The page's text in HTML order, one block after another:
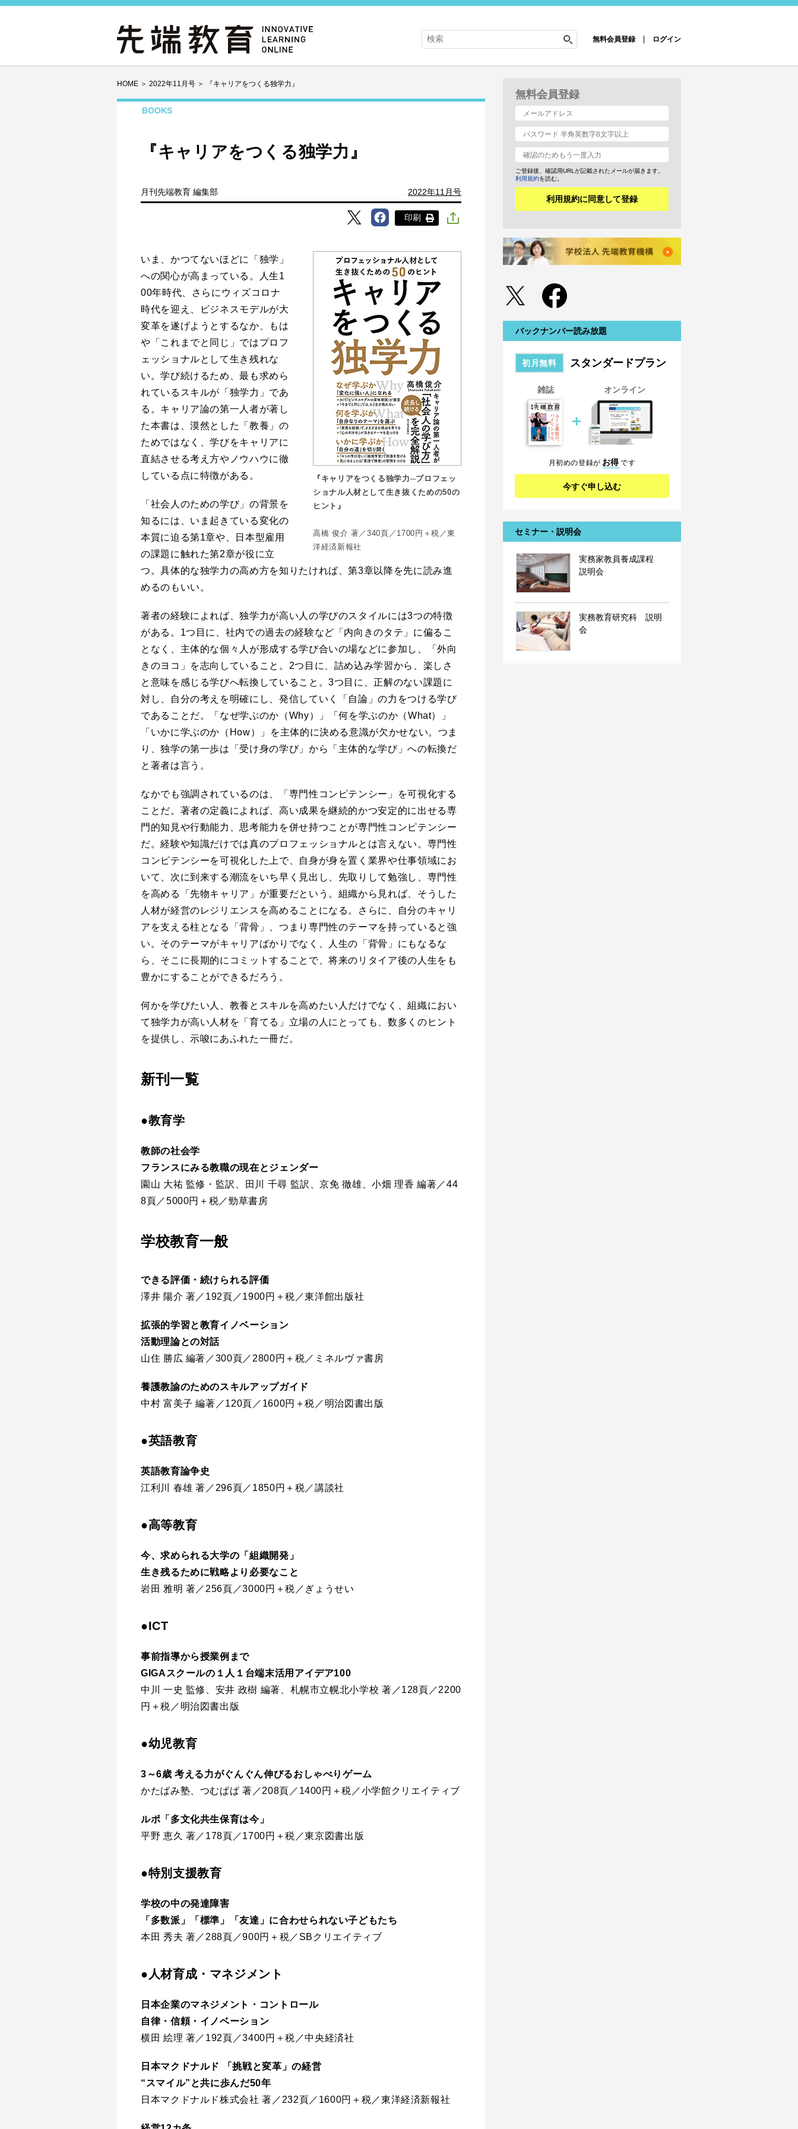
無料会員登録 ログイン
HOME ＞ 2022年11月号 ＞ 『キャリアをつくる独学力』
BOOKS
『キャリアをつくる独学力』
月刊先端教育 編集部 2022年11月号
印刷
『キャリアをつくる独学力─プロフェッ
ショナル人材として生き抜くための50の
ヒント』
高橋 俊介 著／340頁／1700円＋税／東
洋経済新報社
いま、かつてないほどに「独学」
への関心が高まっている。人生1
00年時代、さらにウィズコロナ
時代を迎え、ビジネスモデルが大
変革を遂げようとするなか、もは
や「これまでと同じ」ではプロフ
ェッショナルとして生き残れな
い。学び続けるため、最も求めら
れているスキルが「独学力」であ
る。キャリア論の第一人者が著し
た本書は、漠然とした「教養」の
ためではなく、学びをキャリアに
直結させる考え方やノウハウに徹
している点に特徴がある。
「社会人のための学び」の背景を
知るには、いま起きている変化の
本質に迫る第1章や、日本型雇用
の課題に触れた第2章が役に立
つ。具体的な独学力の高め方を知りたければ、第3章以降を先に読み進
めるのもいい。
著者の経験によれば、独学力が高い人の学びのスタイルには3つの特徴
がある。1つ目に、社内での過去の経験など「内向きのタテ」に偏るこ
となく、主体的な個々人が形成する学び合いの場などに参加し、「外向
きのヨコ」を志向していること。2つ目に、詰め込み学習から、楽しさ
と意味を感じる学びへ転換していること。3つ目に、正解のない課題に
対し、自分の考えを明確にし、発信していく「自論」の力をつける学び
であることだ。「なぜ学ぶのか（Why）」「何を学ぶのか（What）」
「いかに学ぶのか（How）」を主体的に決める意識が欠かせない。つま
り、独学の第一歩は「受け身の学び」から「主体的な学び」への転換だ
と著者は言う。
なかでも強調されているのは、「専門性コンピテンシー」を可視化する
ことだ。著者の定義によれば、高い成果を継続的かつ安定的に出せる専
門的知見や行動能力、思考能力を併せ持つことが専門性コンピテンシー
だ。経験や知識だけでは真のプロフェッショナルとは言えない。専門性
コンピテンシーを可視化した上で、自身が身を置く業界や仕事領域にお
いて、次に到来する潮流をいち早く見出し、先取りして勉強し、専門性
を高める「先物キャリア」が重要だという。組織から見れば、そうした
人材が経営のレジリエンスを高めることになる。さらに、自分のキャリ
アを支える柱となる「背骨」、つまり専門性のテーマを持っていると強
い。そのテーマがキャリアばかりでなく、人生の「背骨」にもなるな
ら、そこに長期的にコミットすることで、将来のリタイア後の人生をも
豊かにすることができるだろう。
何かを学びたい人、教養とスキルを高めたい人だけでなく、組織におい
て独学力が高い人材を「育てる」立場の人にとっても、数多くのヒント
を提供し、示唆にあふれた一冊だ。
新刊一覧
●教育学
教師の社会学
フランスにみる教職の現在とジェンダー
園山 大祐 監修・監訳、田川 千尋 監訳、京免 徹雄、小畑 理香 編著／44
8頁／5000円＋税／勁草書房
学校教育一般
できる評価・続けられる評価
澤井 陽介 著／192頁／1900円＋税／東洋館出版社
拡張的学習と教育イノベーション
活動理論との対話
山住 勝広 編著／300頁／2800円＋税／ミネルヴァ書房
養護教諭のためのスキルアップガイド
中村 富美子 編著／120頁／1600円＋税／明治図書出版
●英語教育
英語教育論争史
江利川 春雄 著／296頁／1850円＋税／講談社
●高等教育
今、求められる大学の「組織開発」
生き残るために戦略より必要なこと
岩田 雅明 著／256頁／3000円＋税／ぎょうせい
●ICT
事前指導から授業例まで
GIGAスクールの１人１台端末活用アイデア100
中川 一史 監修、安井 政樹 編著、札幌市立幌北小学校 著／128頁／2200
円＋税／明治図書出版
●幼児教育
3～6歳 考える力がぐんぐん伸びるおしゃべりゲーム
かたばみ塾、つむぱぱ 著／208頁／1400円＋税／小学館クリエイティブ
ルポ「多文化共生保育は今」
平野 恵久 著／178頁／1700円＋税／東京図書出版
●特別支援教育
学校の中の発達障害
「多数派」「標準」「友達」に合わせられない子どもたち
本田 秀夫 著／288頁／900円＋税／SBクリエイティブ
●人材育成・マネジメント
日本企業のマネジメント・コントロール
自律・信頼・イノベーション
横田 絵理 著／192頁／3400円＋税／中央経済社
日本マクドナルド 「挑戦と変革」の経営
“スマイル”と共に歩んだ50年
日本マクドナルド株式会社 著／232頁／1600円＋税／東洋経済新報社
無料会員登録
ご登録後、確認用URLが記載されたメールが届きます。
利用規約を読む。
利用規約に同意して登録
バックナンバー読み放題
初月無料 スタンダードプラン
雑誌
＋
オンライン
月初めの登録が お得です
今すぐ申し込む
セミナー・説明会
実務家教員養成課程
説明会
実務教育研究科 説明
会